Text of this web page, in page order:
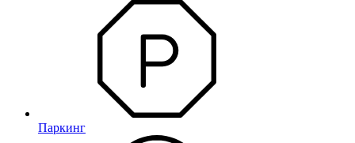
Паркинг